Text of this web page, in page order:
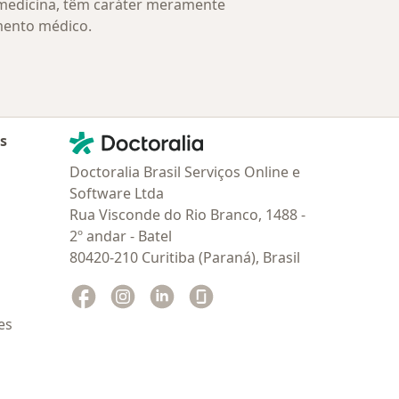
têm caráter meramente
médico.
Contato
Doctoralia - Homepage
Doctoralia Brasil Serviços Online e
Software Ltda
Rua Visconde do Rio Branco, 1488 -
2º andar - Batel
80420-210 Curitiba (Paraná), Brasil
Facebook
abre num novo separador
Instagram
abre num novo separador
Linkedin
abre num novo separador